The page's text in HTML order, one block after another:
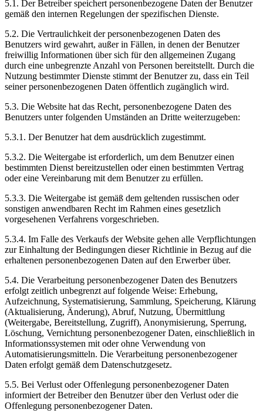
5.1. Der Betreiber speichert personenbezogene Daten der Benutzer
gemäß den internen Regelungen der spezifischen Dienste.
5.2. Die Vertraulichkeit der personenbezogenen Daten des
Benutzers wird gewahrt, außer in Fällen, in denen der Benutzer
freiwillig Informationen über sich für den allgemeinen Zugang
durch eine unbegrenzte Anzahl von Personen bereitstellt. Durch die
Nutzung bestimmter Dienste stimmt der Benutzer zu, dass ein Teil
seiner personenbezogenen Daten öffentlich zugänglich wird.
5.3. Die Website hat das Recht, personenbezogene Daten des
Benutzers unter folgenden Umständen an Dritte weiterzugeben:
5.3.1. Der Benutzer hat dem ausdrücklich zugestimmt.
5.3.2. Die Weitergabe ist erforderlich, um dem Benutzer einen
bestimmten Dienst bereitzustellen oder einen bestimmten Vertrag
oder eine Vereinbarung mit dem Benutzer zu erfüllen.
5.3.3. Die Weitergabe ist gemäß dem geltenden russischen oder
sonstigen anwendbaren Recht im Rahmen eines gesetzlich
vorgesehenen Verfahrens vorgeschrieben.
5.3.4. Im Falle des Verkaufs der Website gehen alle Verpflichtungen
zur Einhaltung der Bedingungen dieser Richtlinie in Bezug auf die
erhaltenen personenbezogenen Daten auf den Erwerber über.
5.4. Die Verarbeitung personenbezogener Daten des Benutzers
erfolgt zeitlich unbegrenzt auf folgende Weise: Erhebung,
Aufzeichnung, Systematisierung, Sammlung, Speicherung, Klärung
(Aktualisierung, Änderung), Abruf, Nutzung, Übermittlung
(Weitergabe, Bereitstellung, Zugriff), Anonymisierung, Sperrung,
Löschung, Vernichtung personenbezogener Daten, einschließlich in
Informationssystemen mit oder ohne Verwendung von
Automatisierungsmitteln. Die Verarbeitung personenbezogener
Daten erfolgt gemäß dem Datenschutzgesetz.
5.5. Bei Verlust oder Offenlegung personenbezogener Daten
informiert der Betreiber den Benutzer über den Verlust oder die
Offenlegung personenbezogener Daten.